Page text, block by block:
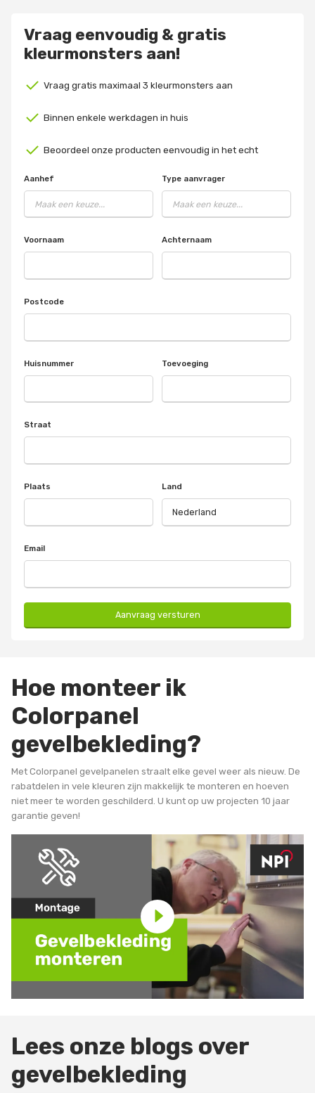
Vraag eenvoudig & gratis
kleurmonsters aan!
Vraag gratis maximaal 3 kleurmonsters aan
Binnen enkele werkdagen in huis
Beoordeel onze producten eenvoudig in het echt
Aanhef Type aanvrager
Voornaam Achternaam
Postcode
Huisnummer Toevoeging
Straat
Plaats Land
Email
Aanvraag versturen
Hoe monteer ik
Colorpanel
gevelbekleding?
Met Colorpanel gevelpanelen straalt elke gevel weer als nieuw. De
rabatdelen in vele kleuren zijn makkelijk te monteren en hoeven
niet meer te worden geschilderd. U kunt op uw projecten 10 jaar
garantie geven!
Lees onze blogs over
gevelbekleding